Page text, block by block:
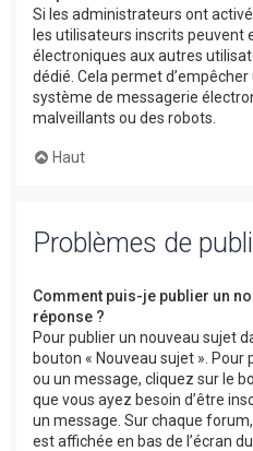
Si les administrateurs ont
les utilisateurs inscrits peuvent
électroniques aux autres
dédié. Cela permet
système de messagerie
malveillants ou des robots.
Haut
Problèmes de
Comment puis-je publier un
réponse ?
Pour publier un nouveau sujet
bouton « Nouveau sujet ».
ou un message, cliquez sur le
que vous ayez besoin d’être
un message. Sur chaque
est affichée en bas de l’écran